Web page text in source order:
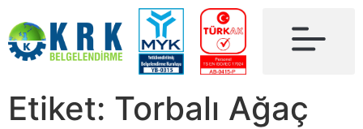
Etiket: Torbalı Ağaç